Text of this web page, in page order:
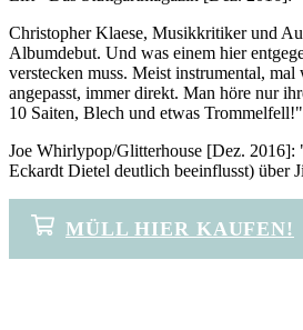
Christopher Klaese, Musikkritiker und
Albumdebut. Und was einem hier
verstecken muss. Meist instrumental,
angepasst, immer direkt. Man höre nur
10 Saiten, Blech und etwas Trommelfell!"
Joe Whirlypop/Glitterhouse [Dez. 2016]:
Eckardt Dietel deutlich beeinflusst) über
MÜLL HIER KAUFEN!